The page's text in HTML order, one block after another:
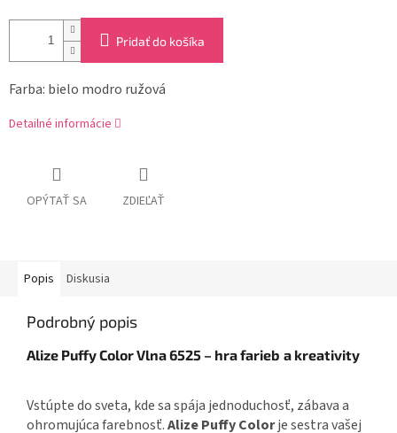
Pridať do košíka
Farba: bielo modro ružová
Detailné informácie
OPÝTAŤ SA ZDIEĽAŤ
Popis Diskusia
Podrobný popis
Alize Puffy Color Vlna 6525 – hra farieb a kreativity
Vstúpte do sveta, kde sa spája jednoduchosť, zábava a
ohromujúca farebnosť.Alize Puffy Colorje sestra vašej